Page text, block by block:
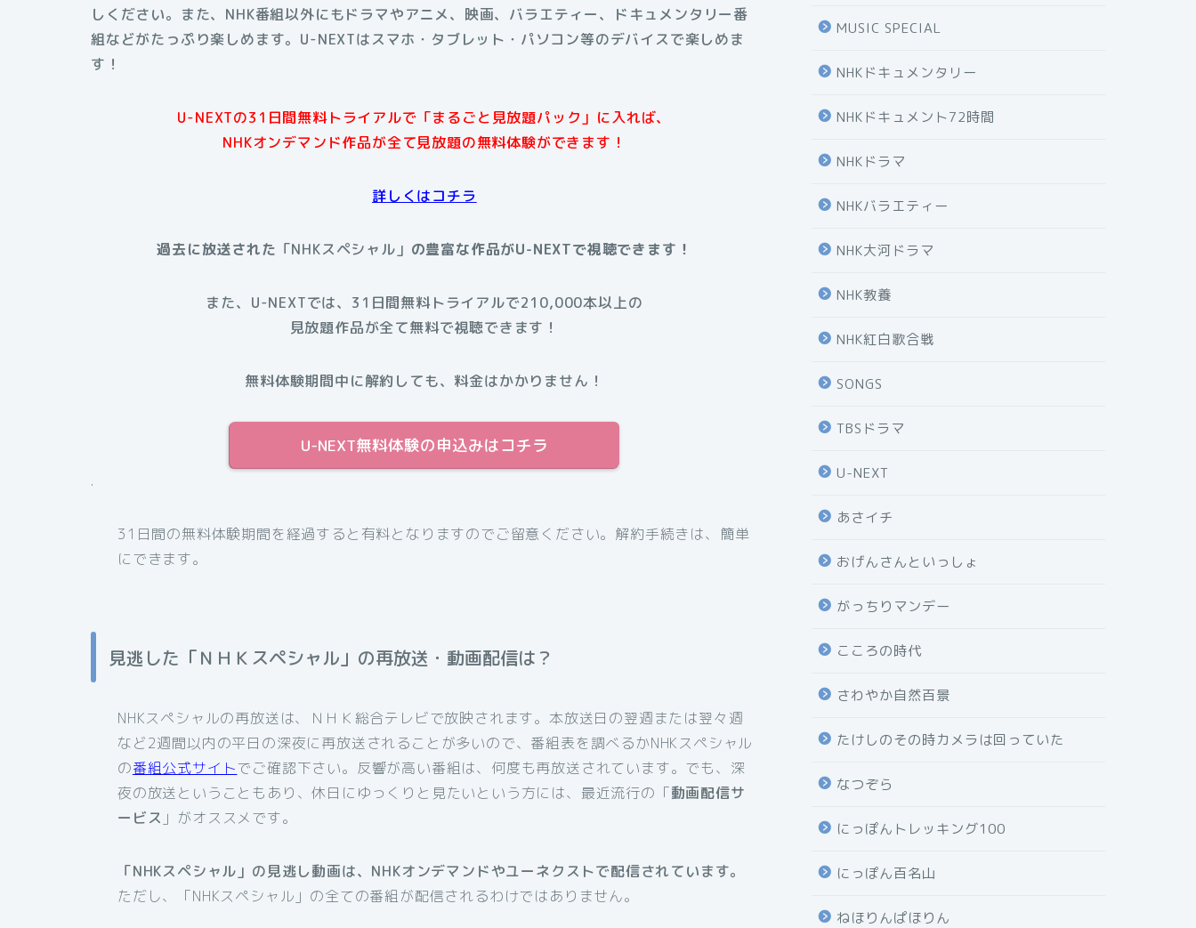
しください。また、NHK番組以外にもドラマやアニメ、映画、バラエティー、ドキュメンタリー番
組などがたっぷり楽しめます。 U-NEXTはスマホ・タブレット・パソコン等のデバイスで楽しめま
す！
U-NEXTの31日間無料トライアルで「まるごと見放題パック」に入れば、
NHKオンデマンド作品が全て見放題の無料体験ができます！
詳しくはコチラ
過去に放送された 「NHKスペシャル」 の豊富な作品がU-NEXTで視聴できます！
また、U-NEXTでは、31日間無料トライアルで210,000本以上の
見放題作品が全て無料で視聴できます！
無料体験期間中に解約しても、料金はかかりません！
U-NEXT無料体験の申込みはコチラ
.
31日間の無料体験期間を経過すると有料となりますのでご留意ください。解約手続きは、簡単
にできます。
見逃した「ＮＨＫスペシャル」の再放送・動画配信は？
NHKスペシャルの再放送は、ＮＨＫ総合テレビで放映されます。本放送日の翌週または翌々週
など2週間以内の平日の深夜に再放送されることが多いので、番組表を調べるかNHKスペシャル
の番組公式サイトでご確認下さい。反響が高い番組は、何度も再放送されています。でも、深
夜の放送ということもあり、休日にゆっくりと見たいという方には、最近流行の「動画配信サ
ービス 」がオススメです。
「NHKスペシャル」の見逃し動画は、NHKオンデマンドやユーネクストで配信されています。
ただし、「NHKスペシャル」の全ての番組が配信されるわけではありません。
MUSIC SPECIAL
NHKドキュメンタリー
NHKドキュメント72時間
NHKドラマ
NHKバラエティー
NHK大河ドラマ
NHK教養
NHK紅白歌合戦
SONGS
TBSドラマ
U-NEXT
あさイチ
おげんさんといっしょ
がっちりマンデー
こころの時代
さわやか自然百景
たけしのその時カメラは回っていた
なつぞら
にっぽんトレッキング100
にっぽん百名山
ねほりんぱほりん